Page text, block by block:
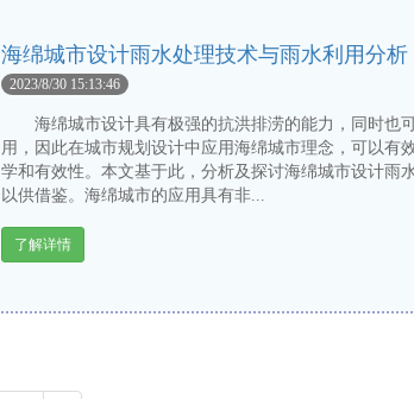
海绵城市设计雨水处理技术与雨水利用分析
2023/8/30 15:13:46
海绵城市设计具有极强的抗洪排涝的能力，同时也可
用，因此在城市规划设计中应用海绵城市理念，可以有
学和有效性。本文基于此，分析及探讨海绵城市设计雨
以供借鉴。海绵城市的应用具有非...
了解详情